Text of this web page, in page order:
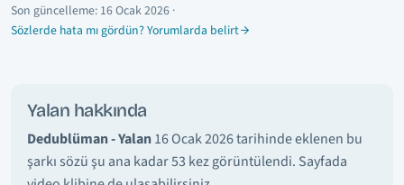
Son güncelleme: 16 Ocak 2026 ·
Sözlerde hata mı gördün? Yorumlarda belirt
Yalan hakkında
Dedublüman - Yalan16 Ocak 2026 tarihinde eklenen bu
şarkı sözü şu ana kadar 53 kez görüntülendi. Sayfada